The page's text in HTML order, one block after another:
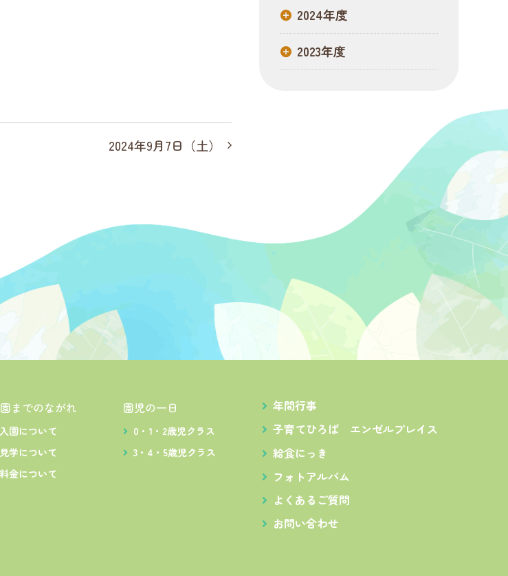
2024年9月7日（土）
2024年度
2023年度
までのながれ
入園について
見学について
料金について
園児の一日
0・1・2歳児クラス
3・4・5歳児クラス
年間行事
子育てひろば エンゼルプレイス
給食にっき
フォトアルバム
よくあるご質問
お問い合わせ